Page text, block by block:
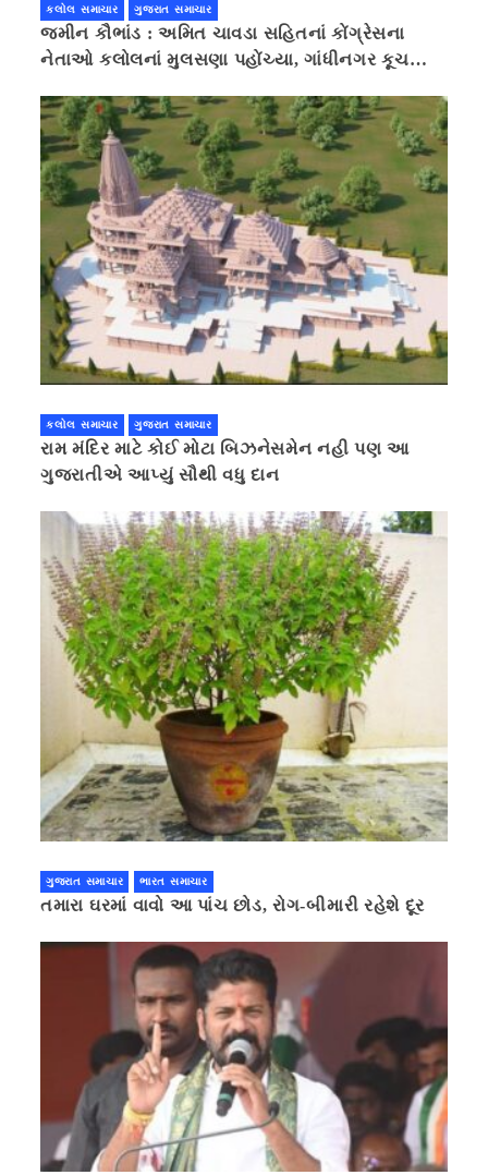
કલોલ સમાચાર ગુજરાત સમાચાર
જમીન કૌભાંડ : અમિત ચાવડા સહિતનાં કોંગ્રેસના
નેતાઓ કલોલનાં મુલસણા પહોંચ્યા, ગાંધીનગર કૂચ
કલોલ સમાચાર ગુજરાત સમાચાર
રામ મંદિર માટે કોઈ મોટા બિઝનેસમેન નહી પણ આ
ગુજરાતીએ આપ્યું સૌથી વધુ દાન
ગુજરાત સમાચાર ભારત સમાચાર
તમારા ઘરમાં વાવો આ પાંચ છોડ, રોગ-બીમારી રહેશે દૂર